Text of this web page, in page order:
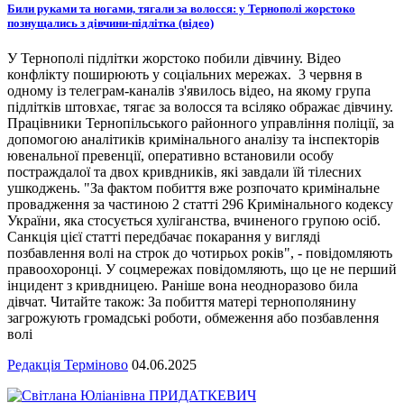
Били руками та ногами, тягали за волосся: у Тернополі жорстоко
познущались з дівчини-підлітка (відео)
У Тернополі підлітки жорстоко побили дівчину. Відео
конфлікту поширюють у соціальних мережах. 3 червня в
одному із телеграм-каналів з'явилось відео, на якому група
підлітків штовхає, тягає за волосся та всіляко ображає дівчину.
Працівники Тернопільського районного управління поліції, за
допомогою аналітиків кримінального аналізу та інспекторів
ювенальної превенції, оперативно встановили особу
постраждалої та двох кривдників, які завдали їй тілесних
ушкоджень. "За фактом побиття вже розпочато кримінальне
провадження за частиною 2 статті 296 Кримінального кодексу
України, яка стосується хуліганства, вчиненого групою осіб.
Санкція цієї статті передбачає покарання у вигляді
позбавлення волі на строк до чотирьох років", - повідомляють
правоохоронці. У соцмережах повідомляють, що це не перший
інцидент з кривдницею. Раніше вона неодноразово била
дівчат. Читайте також: За побиття матері тернополянину
загрожують громадські роботи, обмеження або позбавлення
волі
Редакція Терміново 04.06.2025